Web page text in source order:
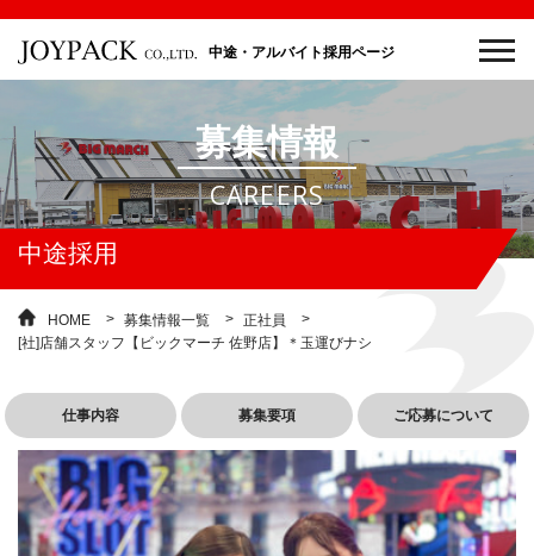
中途・アルバイト採用ページ
募集情報
CAREERS
中途採用
HOME 募集情報一覧
正社員
[社]店舗スタッフ【ビックマーチ 佐野店】＊玉運びナシ
仕事内容 募集要項 ご応募について